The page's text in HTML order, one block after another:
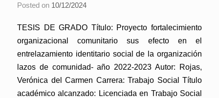
Posted on 10/12/2024
TESIS DE GRADO Título: Proyecto fortalecimiento
organizacional comunitario sus efecto en el
entrelazamiento identitario social de la organización
lazos de comunidad- año 2022-2023 Autor: Rojas,
Verónica del Carmen Carrera: Trabajo Social Título
académico alcanzado: Licenciada en Trabajo Social